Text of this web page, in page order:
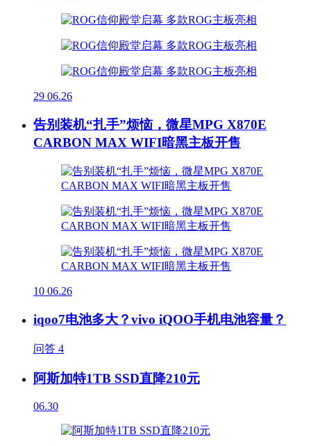
29 06.26
告别装机“扎手”烦恼，微星MPG X870E
CARBON MAX WIFI暗黑主板开售
10 06.26
iqoo7电池多大？vivo iQOO手机电池容量？
问答 4
阿斯加特1TB SSD直降210元
06.30